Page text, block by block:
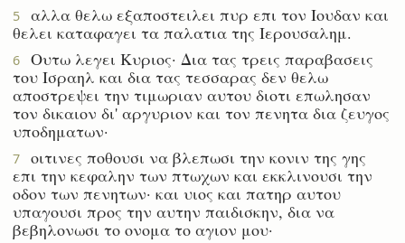
5
αλλα θελω εξαποστειλει πυρ επι τον Ιουδαν και
θελει καταφαγει τα παλατια της Ιερουσαλημ.
6
Ουτω λεγει Κυριος· Δια τας τρεις παραβασεις
του Ισραηλ και δια τας τεσσαρας δεν θελω
αποστρεψει την τιμωριαν αυτου διοτι επωλησαν
τον δικαιον δι' αργυριον και τον πενητα δια ζευγος
υποδηματων·
7
οιτινες ποθουσι να βλεπωσι την κονιν της γης
επι την κεφαλην των πτωχων και εκκλινουσι την
οδον των πενητων· και υιος και πατηρ αυτου
υπαγουσι προς την αυτην παιδισκην, δια να
βεβηλονωσι το ονομα το αγιον μου·